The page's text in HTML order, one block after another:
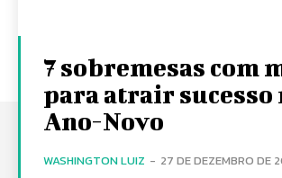
7 sobremesas com
para atrair sucesso
Ano-Novo
WASHINGTON LUIZ - 27 DE DEZEMBRO DE